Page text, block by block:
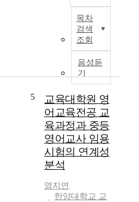
목차
검색
조회
음성듣
기
5
교육대학원 영
어교육전공 교
육과정과 중등
영어교사 임용
시험의 연계성
분석
염지연
한양대학교 교